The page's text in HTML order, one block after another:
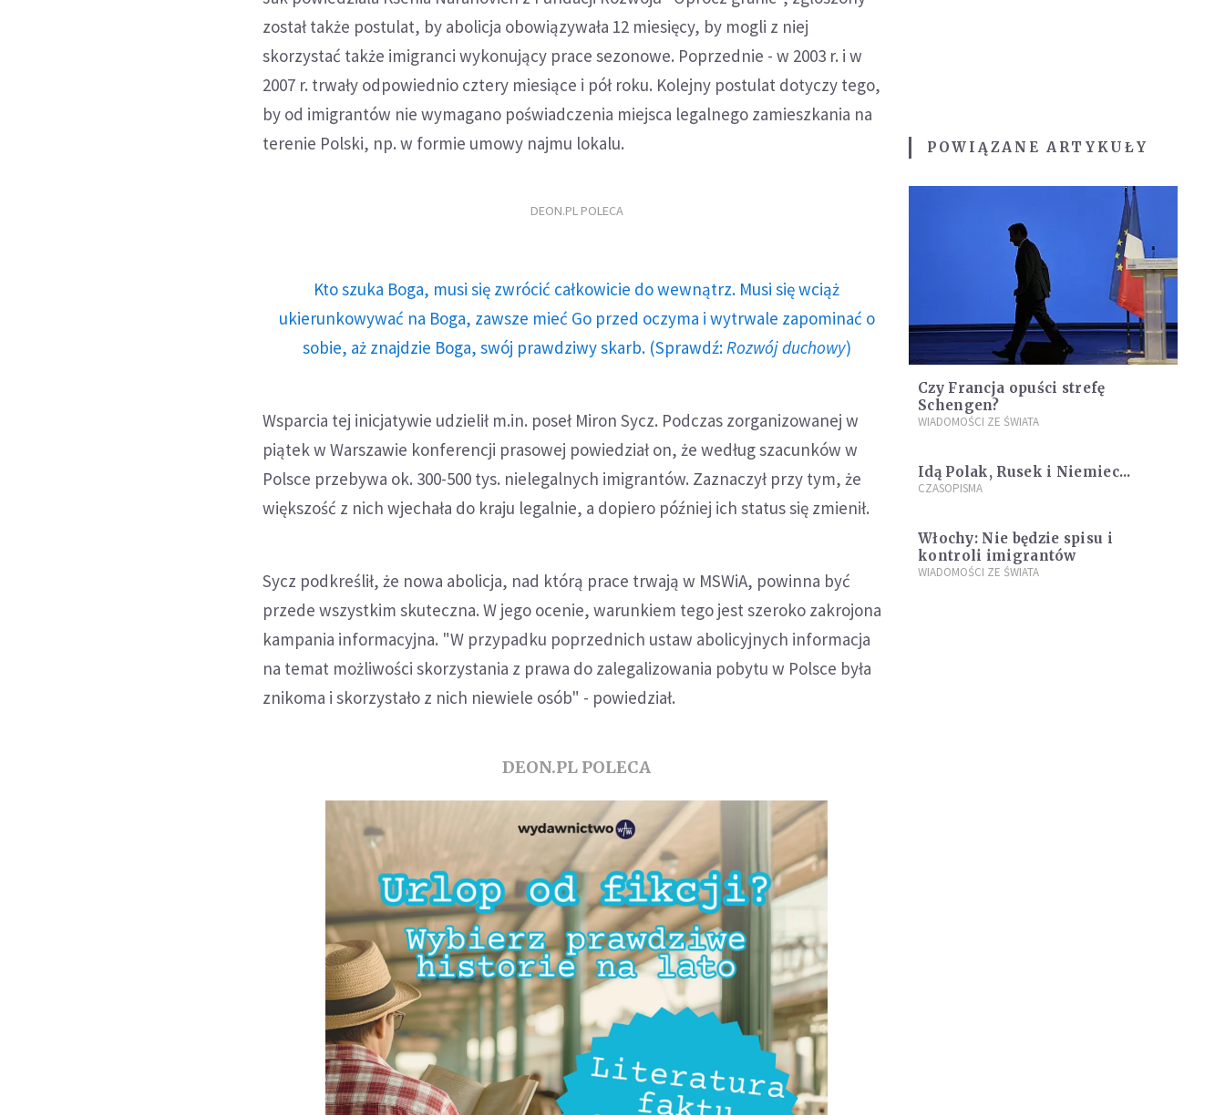
został także postulat, by abolicja obowiązywała 12 miesięcy, by mogli z niej
skorzystać także imigranci wykonujący prace sezonowe. Poprzednie - w 2003 r. i w
2007 r. trwały odpowiednio cztery miesiące i pół roku. Kolejny postulat dotyczy tego,
by od imigrantów nie wymagano poświadczenia miejsca legalnego zamieszkania na
terenie Polski, np. w formie umowy najmu lokalu.
DEON.PL POLECA
Kto szuka Boga, musi się zwrócić całkowicie do wewnątrz. Musi się wciąż
ukierunkowywać na Boga, zawsze mieć Go przed oczyma i wytrwale zapominać o
sobie, aż znajdzie Boga, swój prawdziwy skarb. (Sprawdź: Rozwój duchowy)
Wsparcia tej inicjatywie udzielił m.in. poseł Miron Sycz. Podczas zorganizowanej w
piątek w Warszawie konferencji prasowej powiedział on, że według szacunków w
Polsce przebywa ok. 300-500 tys. nielegalnych imigrantów. Zaznaczył przy tym, że
większość z nich wjechała do kraju legalnie, a dopiero później ich status się zmienił.
Sycz podkreślił, że nowa abolicja, nad którą prace trwają w MSWiA, powinna być
przede wszystkim skuteczna. W jego ocenie, warunkiem tego jest szeroko zakrojona
kampania informacyjna. "W przypadku poprzednich ustaw abolicyjnych informacja
na temat możliwości skorzystania z prawa do zalegalizowania pobytu w Polsce była
znikoma i skorzystało z nich niewiele osób" - powiedział.
DEON.PL POLECA
POWIĄZANE ARTYKUŁY
Czy Francja opuści strefę
Schengen?
WIADOMOŚCI ZE ŚWIATA
Idą Polak, Rusek i Niemiec...
CZASOPISMA
Włochy: Nie będzie spisu i
kontroli imigrantów
WIADOMOŚCI ZE ŚWIATA